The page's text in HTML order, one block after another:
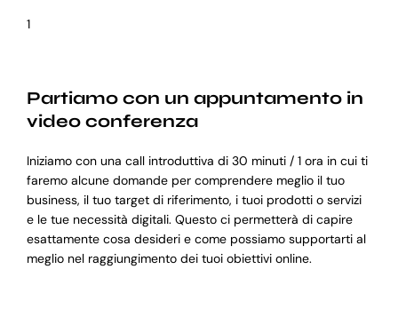
1
Partiamo con un appuntamento in
video conferenza
Iniziamo con una call introduttiva di 30 minuti / 1 ora in cui ti
faremo alcune domande per comprendere meglio il tuo
business, il tuo target di riferimento, i tuoi prodotti o servizi
e le tue necessità digitali. Questo ci permetterà di capire
esattamente cosa desideri e come possiamo supportarti al
meglio nel raggiungimento dei tuoi obiettivi online.